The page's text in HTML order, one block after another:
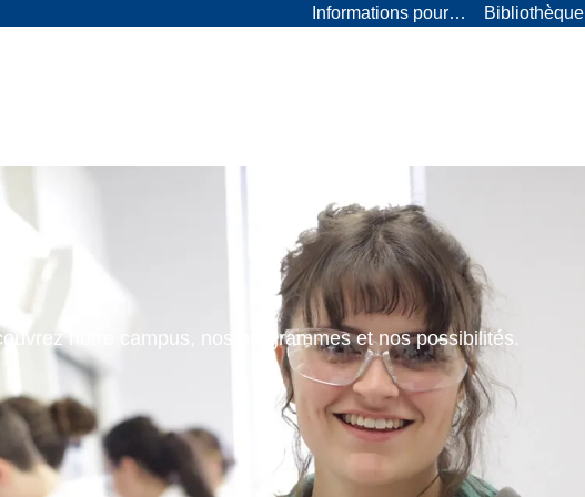
Informations pour… Bibliothèque
notre campus, nos programmes et nos possibilités.